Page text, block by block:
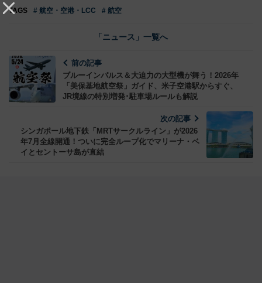
TAGS # 航空・空港・LCC # 航空
「ニュース」一覧へ
前の記事
ブルーインパルス＆大迫力の大型機が舞う！2026年
「美保基地航空祭」ガイド、米子空港駅からすぐ、
JR境線の特別増発･駐車場ルールも解説
次の記事
シンガポール地下鉄「MRTサークルライン」が2026
年7月全線開通！ついに完全ループ化でマリーナ・ベ
イとセントーサ島が直結